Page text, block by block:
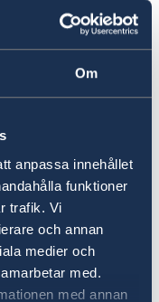
Om
anpassa innehållet
funktioner
trafik. Vi
och annan
medier och
med.
med annan
Europ
är 112.
igenom UD:s